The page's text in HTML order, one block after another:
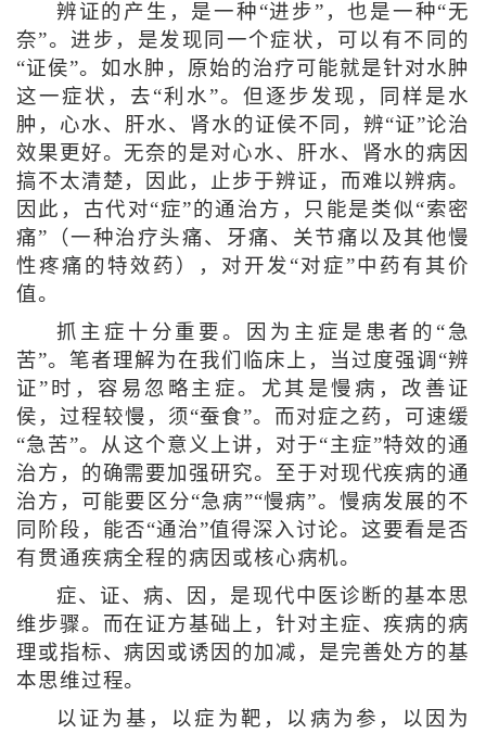
辨证的产生，是一种“进步”，也是一种“无
奈”。进步，是发现同一个症状，可以有不同的
“证侯”。如水肿，原始的治疗可能就是针对水肿
这一症状，去“利水”。但逐步发现，同样是水
肿，心水、肝水、肾水的证侯不同，辨“证”论治
效果更好。无奈的是对心水、肝水、肾水的病因
搞不太清楚，因此，止步于辨证，而难以辨病。
因此，古代对“症”的通治方，只能是类似“索密
痛”（一种治疗头痛、牙痛、关节痛以及其他慢
性疼痛的特效药），对开发“对症”中药有其价
值。
抓主症十分重要。因为主症是患者的“急
苦”。笔者理解为在我们临床上，当过度强调“辨
证”时，容易忽略主症。尤其是慢病，改善证
侯，过程较慢，须“蚕食”。而对症之药，可速缓
“急苦”。从这个意义上讲，对于“主症”特效的通
治方，的确需要加强研究。至于对现代疾病的通
治方，可能要区分“急病”“慢病”。慢病发展的不
同阶段，能否“通治”值得深入讨论。这要看是否
有贯通疾病全程的病因或核心病机。
症、证、病、因，是现代中医诊断的基本思
维步骤。而在证方基础上，针对主症、疾病的病
理或指标、病因或诱因的加减，是完善处方的基
本思维过程。
以证为基，以症为靶，以病为参，以因为